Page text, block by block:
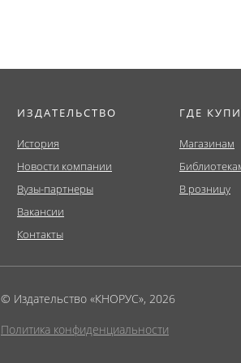
ИЗДАТЕЛЬСТВО
История
Новости компании
Вузы-партнеры
Вакансии
Контакты
ГДЕ
Магазинам
В розницу
© Издательство «КНОРУС», 2026
Политика конфиденциальности